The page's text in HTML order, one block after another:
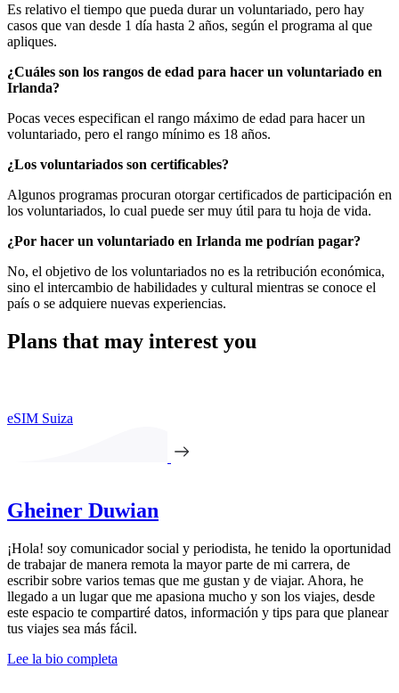
Es relativo el tiempo que pueda durar un voluntariado, pero hay
casos que van desde 1 día hasta 2 años, según el programa al que
apliques.
¿Cuáles son los rangos de edad para hacer un voluntariado en
Irlanda?
Pocas veces especifican el rango máximo de edad para hacer un
voluntariado, pero el rango mínimo es 18 años.
¿Los voluntariados son certificables?
Algunos programas procuran otorgar certificados de participación en
los voluntariados, lo cual puede ser muy útil para tu hoja de vida.
¿Por hacer un voluntariado en Irlanda me podrían pagar?
No, el objetivo de los voluntariados no es la retribución económica,
sino el intercambio de habilidades y cultural mientras se conoce el
país o se adquiere nuevas experiencias.
Plans that may interest you
eSIM Suiza
Gheiner Duwian
¡Hola! soy comunicador social y periodista, he tenido la oportunidad
de trabajar de manera remota la mayor parte de mi carrera, de
escribir sobre varios temas que me gustan y de viajar. Ahora, he
llegado a un lugar que me apasiona mucho y son los viajes, desde
este espacio te compartiré datos, información y tips para que planear
tus viajes sea más fácil.
Lee la bio completa